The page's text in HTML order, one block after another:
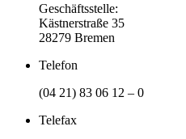
Geschäftsstelle:
Kästnerstraße 35
28279 Bremen
Telefon
(04 21) 83 06 12 – 0
Telefax